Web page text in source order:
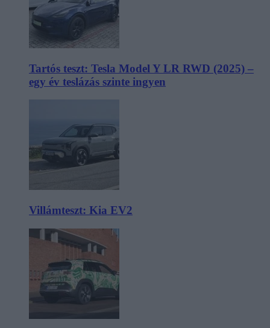
Tartós teszt: Tesla Model Y LR RWD (2025) –
egy év teslázás szinte ingyen
Villámteszt: Kia EV2